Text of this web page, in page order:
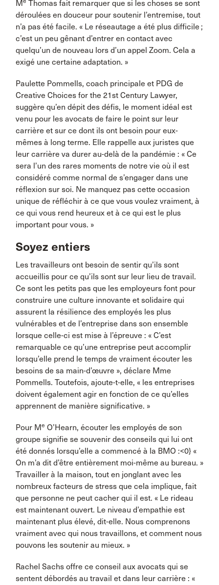
M
Thomas fait remarquer que si les choses se sont
déroulées en douceur pour soutenir l’entremise, tout
n’a pas été facile. « Le réseautage a été plus difficile ;
c’est un peu gênant d’entrer en contact avec
quelqu’un de nouveau lors d’un appel Zoom. Cela a
exigé une certaine adaptation. »
Paulette Pommells, coach principale et PDG de
Creative Choices for the 21st Century Lawyer,
suggère qu’en dépit des défis, le moment idéal est
venu pour les avocats de faire le point sur leur
carrière et sur ce dont ils ont besoin pour eux-
mêmes à long terme. Elle rappelle aux juristes que
leur carrière va durer au-delà de la pandémie : « Ce
sera l’un des rares moments de notre vie où il est
considéré comme normal de s’engager dans une
réflexion sur soi. Ne manquez pas cette occasion
unique de réfléchir à ce que vous voulez vraiment, à
ce qui vous rend heureux et à ce qui est le plus
important pour vous. »
Soyez entiers
Les travailleurs ont besoin de sentir qu’ils sont
accueillis pour ce qu’ils sont sur leur lieu de travail.
Ce sont les petits pas que les employeurs font pour
construire une culture innovante et solidaire qui
assurent la résilience des employés les plus
vulnérables et de l’entreprise dans son ensemble
lorsque celle-ci est mise à l’épreuve : « C’est
remarquable ce qu’une entreprise peut accomplir
lorsqu’elle prend le temps de vraiment écouter les
besoins de sa main-d’œuvre », déclare Mme
Pommells. Toutefois, ajoute-t-elle, « les entreprises
doivent également agir en fonction de ce qu’elles
apprennent de manière significative. »
Pour M e O’Hearn, écouter les employés de son
groupe signifie se souvenir des conseils qui lui ont
été donnés lorsqu’elle a commencé à la BMO :<0} «
On m’a dit d’être entièrement moi-même au bureau. »
Travailler à la maison, tout en jonglant avec les
nombreux facteurs de stress que cela implique, fait
que personne ne peut cacher qui il est. « Le rideau
est maintenant ouvert. Le niveau d’empathie est
maintenant plus élevé, dit-elle. Nous comprenons
vraiment avec qui nous travaillons, et comment nous
pouvons les soutenir au mieux. »
Rachel Sachs offre ce conseil aux avocats qui se
sentent débordés au travail et dans leur carrière : «